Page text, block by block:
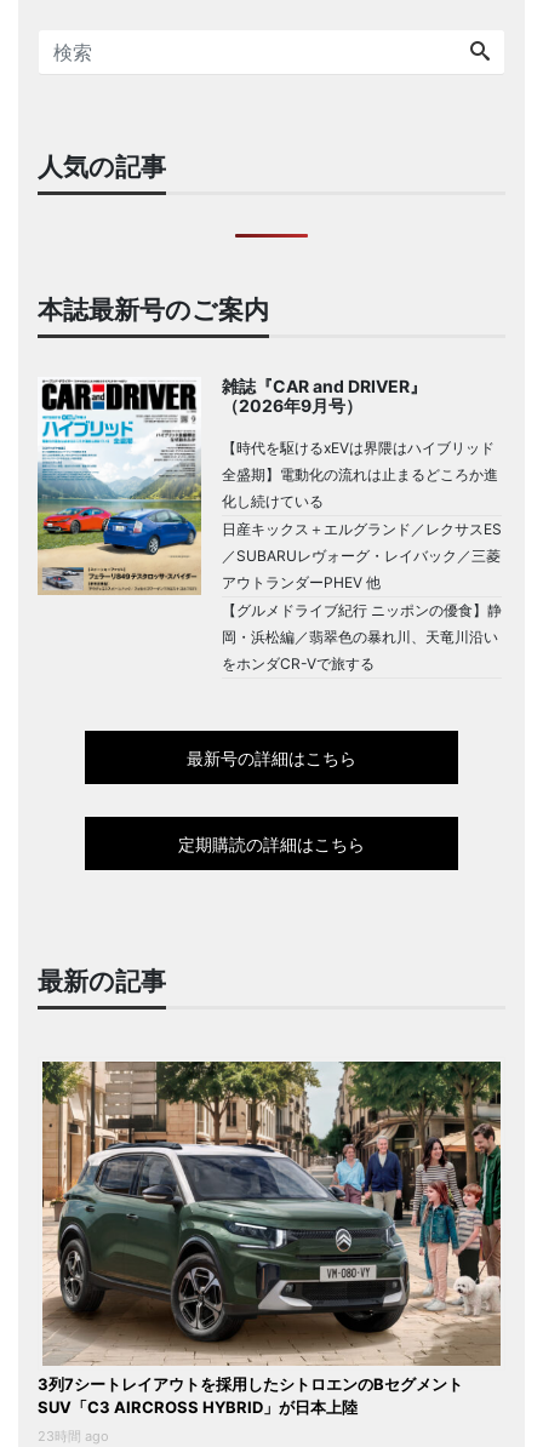
人気の記事
本誌最新号のご案内
雑誌『CAR and DRIVER』
（2026年9月号）
【時代を駆けるxEVは界隈はハイブリッド
全盛期】電動化の流れは止まるどころか進
化し続けている
日産キックス＋エルグランド／レクサスES
／SUBARUレヴォーグ・レイバック／三菱
アウトランダーPHEV 他
【グルメドライブ紀行 ニッポンの優食】静
岡・浜松編／翡翠色の暴れ川、天竜川沿い
をホンダCR-Vで旅する
最新号の詳細はこちら
定期購読の詳細はこちら
最新の記事
3列7シートレイアウトを採用したシトロエンのBセグメント
SUV「C3 AIRCROSS HYBRID」が日本上陸
23時間 ago